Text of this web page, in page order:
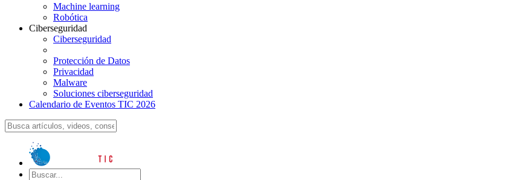
Machine learning
Robótica
Ciberseguridad
Ciberseguridad
Protección de Datos
Privacidad
Malware
Soluciones ciberseguridad
Calendario de Eventos TIC 2026